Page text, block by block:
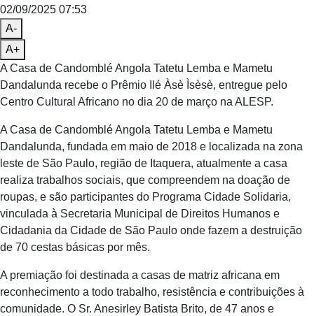
02/09/2025 07:53
A-
A+
A Casa de Candomblé Angola Tatetu Lemba e Mametu
Dandalunda recebe o Prêmio Ilé Àsè Ìsèsè, entregue pelo
Centro Cultural Africano no dia 20 de março na ALESP.
A Casa de Candomblé Angola Tatetu Lemba e Mametu
Dandalunda, fundada em maio de 2018 e localizada na zona
leste de São Paulo, região de Itaquera, atualmente a casa
realiza trabalhos sociais, que compreendem na doação de
roupas, e são participantes do Programa Cidade Solidaria,
vinculada à Secretaria Municipal de Direitos Humanos e
Cidadania da Cidade de São Paulo onde fazem a destruição
de 70 cestas básicas por mês.
A premiação foi destinada a casas de matriz africana em
reconhecimento a todo trabalho, resistência e contribuições à
comunidade. O Sr. Anesirley Batista Brito, de 47 anos e